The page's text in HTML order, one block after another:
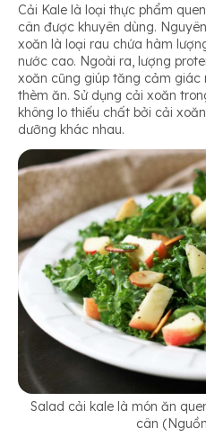
Cải Kale là loại thực phẩm
cân được khuyên dùng.
xoăn là loại rau chứa hàm
nước cao. Ngoài ra, lượng
xoăn cũng giúp tăng cảm
thèm ăn. Sử dụng cải xoăn
không lo thiếu chất bởi cải
dưỡng khác nhau.
Salad cải kale là món ăn
cân